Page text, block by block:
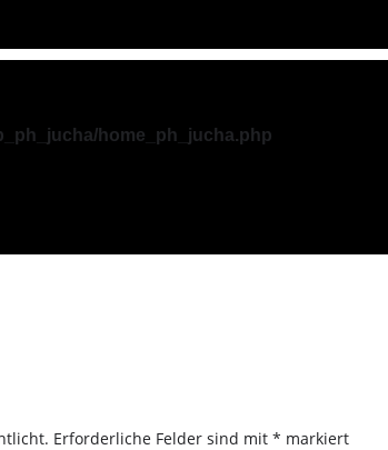
home_ph_jucha.php
Erforderliche Felder sind mit* markiert